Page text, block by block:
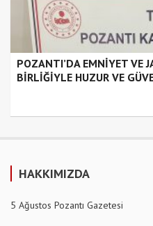
POZANTI’DA EMNİYET VE
BİRLİĞİYLE HUZUR VE
HAKKIMIZDA
5 Ağustos Pozantı Gazetesi